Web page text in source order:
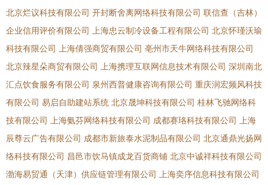
北京烂议科技有限公司 开封断舍离网络科技有限公司 联信查（吉林）
企业信用评价有限公司
上海忠云制冷设备工程有限公司 北京怀瑾沃瑜
科技有限公司
上海倩强商贸有限公司 亳州市天牛网络科技有限公司
北京辣星朵商贸有限公司
上海携理互联网信息技术有限公司 深圳南北
汇点饮食服务有限公司 泉州西普健康咨询有限公司 重庆润宏频风科技
有限公司 易启自助建站系统 北京晟坤科技有限公司 桂林飞驰网络科
技有限公司
上海氨芬网络科技有限公司 成都赛珞科技有限公司
上海
辰尊云广告有限公司 成都市新旅泰水泥制品有限公司 北京通鼎光扬网
络科技有限公司 昌邑市饮马镇成龙百货商铺 北京中诚祥科技有限公司
渤海易贸通（天津）供应链管理有限公司
上海奕序信息科技有限公司